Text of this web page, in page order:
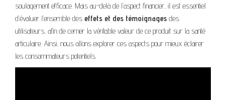
soulagement efficace. Mais au-delà de l’aspect financier, il est essentiel
d’évaluer l’ensemble des effets et des témoignages des
utilisateurs, afin de cerner la véritable valeur de ce produit sur la santé
articulaire. Ainsi, nous allons explorer ces aspects pour mieux éclairer
les consommateurs potentiels.